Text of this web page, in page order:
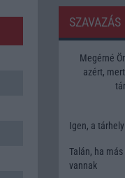
SZAVAZÁS
Megérné
azért,
Igen, a
Talán, ha
vannak